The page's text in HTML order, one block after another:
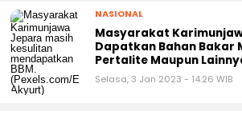
NASIONAL
Masyarakat
Dapatkan Bahan Bakar
Pertalite Maupun
Selasa, 3 Jan 2023 - 14:26 WIB